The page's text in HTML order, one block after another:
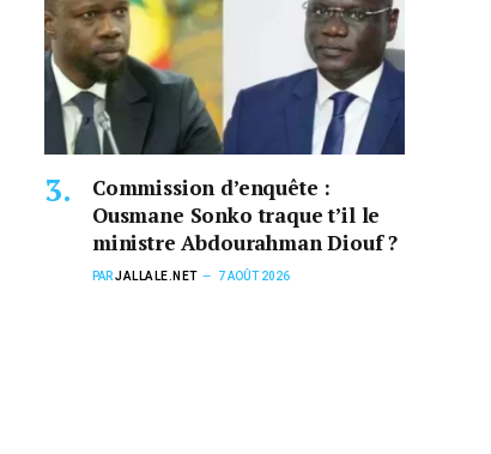
Commission d’enquête :
Ousmane Sonko traque t’il le
ministre Abdourahman Diouf ?
PARJALLALE.NET 7 AOÛT 2026